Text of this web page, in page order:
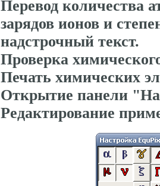
Перевод количества
зарядов ионов и
надстрочный текст.
Проверка
Печать химических
Открытие панели
Редактирование